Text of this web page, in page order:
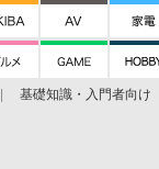
基礎知識・入門者向け